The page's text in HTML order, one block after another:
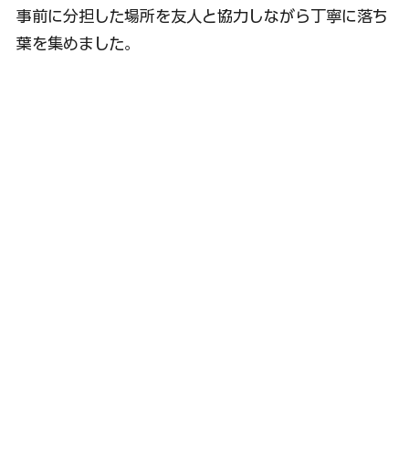
事前に分担した場所を友人と協力しながら丁寧に落ち
葉を集めました。